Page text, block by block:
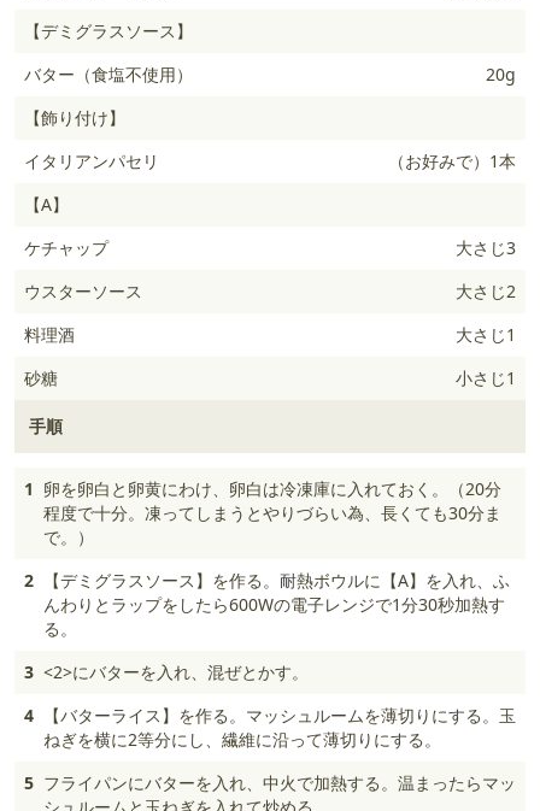
【デミグラスソース】
バター（食塩不使用）
20g
【飾り付け】
イタリアンパセリ
（お好みで）1本
【A】
ケチャップ
大さじ3
ウスターソース
大さじ2
料理酒
大さじ1
砂糖
小さじ1
手順
1 卵を卵白と卵黄にわけ、卵白は冷凍庫に入れておく。（20分
程度で十分。凍ってしまうとやりづらい為、長くても30分ま
で。）
2
【デミグラスソース】を作る。耐熱ボウルに【A】を入れ、ふ
んわりとラップをしたら600Wの電子レンジで1分30秒加熱す
る。
3 <2>にバターを入れ、混ぜとかす。
4
【バターライス】を作る。マッシュルームを薄切りにする。玉
ねぎを横に2等分にし、繊維に沿って薄切りにする。
5 フライパンにバターを入れ、中火で加熱する。温まったらマッ